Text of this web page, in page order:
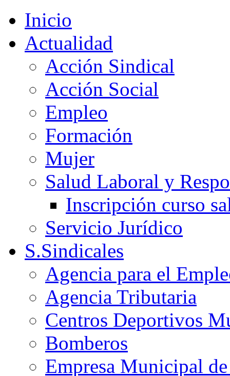
Inicio
Actualidad
Acción Sindical
Acción Social
Empleo
Formación
Mujer
Salud Laboral y
Inscripción curso
Servicio Jurídico
S.Sindicales
Agencia para el
Agencia Tributaria
Centros Deportivos
Bomberos
Empresa Municipal